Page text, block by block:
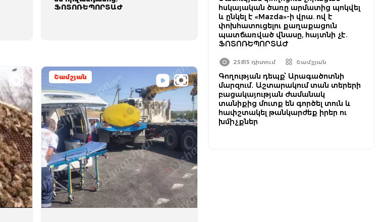
ՖՈՏՈՌԵՊՈՐՏԱԺ
Շամշյան
հսկայական ծառը արմատից պոկվել
և ընկել է «Mazda»-ի վրա. ով է
փոխհատուցելու քաղաքացուն
պատճառված վնասը, հայտնի չէ.
ՖՈՏՈՌԵՊՈՐՏԱԺ
25815 դիտում Շամշյան
Գողության դեպք՝ Արագածոտնի
մարզում․ Աշտարակում տան տերերի
բացակայության ժամանակ
տանիքից մուտք են գործել տուն և
հափշտակել թանկարժեք իրեր ու
խմիչքներ